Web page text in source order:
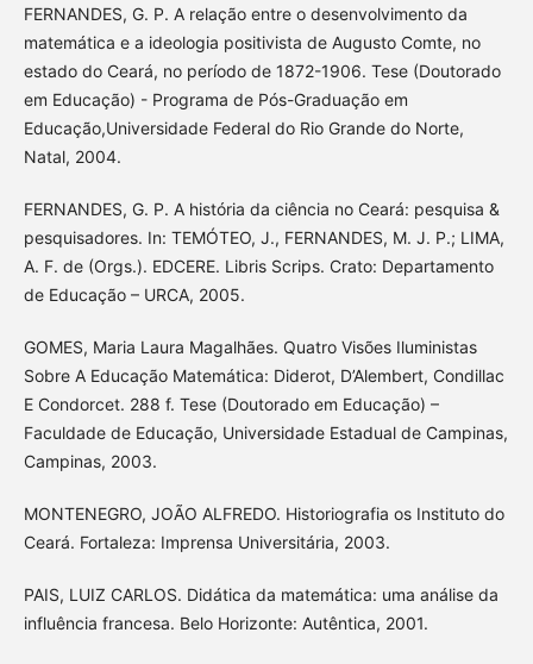
FERNANDES, G. P. A relação entre o desenvolvimento da
matemática e a ideologia positivista de Augusto Comte, no
estado do Ceará, no período de 1872-1906. Tese (Doutorado
em Educação) - Programa de Pós-Graduação em
Educação,Universidade Federal do Rio Grande do Norte,
Natal, 2004.
FERNANDES, G. P. A história da ciência no Ceará: pesquisa &
pesquisadores. In: TEMÓTEO, J., FERNANDES, M. J. P.; LIMA,
A. F. de (Orgs.). EDCERE. Libris Scrips. Crato: Departamento
de Educação – URCA, 2005.
GOMES, Maria Laura Magalhães. Quatro Visões Iluministas
Sobre A Educação Matemática: Diderot, D’Alembert, Condillac
E Condorcet. 288 f. Tese (Doutorado em Educação) –
Faculdade de Educação, Universidade Estadual de Campinas,
Campinas, 2003.
MONTENEGRO, JOÃO ALFREDO. Historiografia os Instituto do
Ceará. Fortaleza: Imprensa Universitária, 2003.
PAIS, LUIZ CARLOS. Didática da matemática: uma análise da
influência francesa. Belo Horizonte: Autêntica, 2001.